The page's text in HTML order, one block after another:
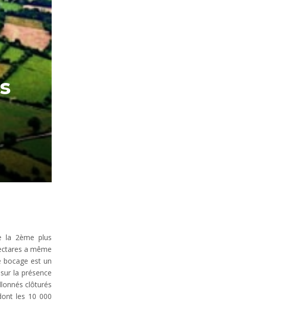
la 2ème plus
a même
bocage est un
la présence
clôturés
les 10 000